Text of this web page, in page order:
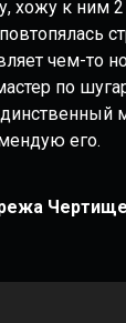
хожу к ним 2
чем-то
по
его.